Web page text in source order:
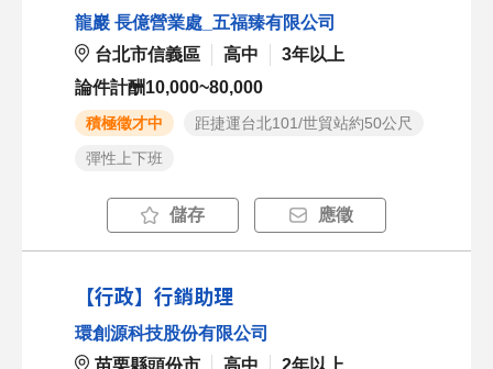
龍巖 長億營業處_五福臻有限公司
台北市信義區
高中
3年以上
論件計酬10,000~80,000
積極徵才中
距捷運台北101/世貿站約50公尺
彈性上下班
儲存 應徵
【行政】行銷助理
環創源科技股份有限公司